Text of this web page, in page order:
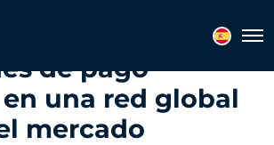
de pago
una red global
mercado